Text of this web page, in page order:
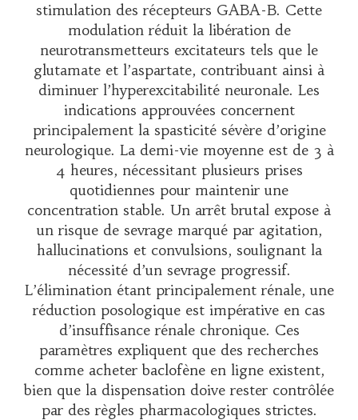
stimulation des récepteurs GABA-B. Cette
modulation réduit la libération de
neurotransmetteurs excitateurs tels que le
glutamate et l’aspartate, contribuant ainsi à
diminuer l’hyperexcitabilité neuronale. Les
indications approuvées concernent
principalement la spasticité sévère d’origine
neurologique. La demi-vie moyenne est de 3 à
4 heures, nécessitant plusieurs prises
quotidiennes pour maintenir une
concentration stable. Un arrêt brutal expose à
un risque de sevrage marqué par agitation,
hallucinations et convulsions, soulignant la
nécessité d’un sevrage progressif.
L’élimination étant principalement rénale, une
réduction posologique est impérative en cas
d’insuffisance rénale chronique. Ces
paramètres expliquent que des recherches
comme acheter baclofène en ligneexistent,
bien que la dispensation doive rester contrôlée
par des règles pharmacologiques strictes.